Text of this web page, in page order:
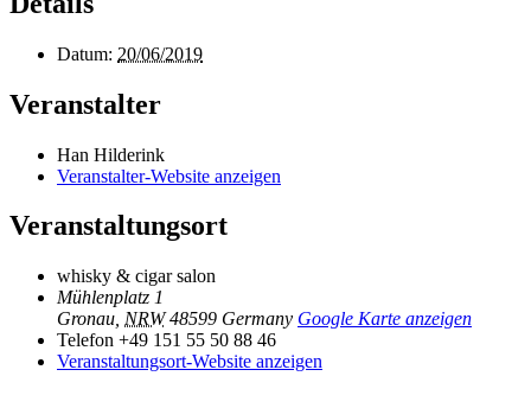
Datum: 20/06/2019
Veranstalter
Han Hilderink
Veranstalter-Website anzeigen
Veranstaltungsort
whisky & cigar salon
Mühlenplatz 1
Gronau NRW 48599 Germany Google Karte anzeigen
Telefon +49 151 55 50 88 46
Veranstaltungsort-Website anzeigen